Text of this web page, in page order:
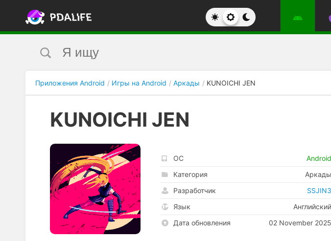
Приложения Android Игры на Android Аркады KUNOICHI JEN
KUNOICHI JEN
ОС
Android
Категория
Аркады
Разработчик
SSJIN3
Язык
Английский
Дата обновления
02 November 2025